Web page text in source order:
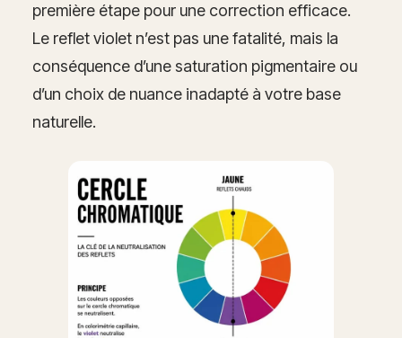
première étape pour une correction efficace.
Le reflet violet n’est pas une fatalité, mais la
conséquence d’une saturation pigmentaire ou
d’un choix de nuance inadapté à votre base
naturelle.